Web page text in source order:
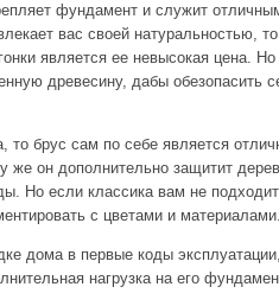
фундамент и служит
вас своей натуральностью,
является ее невысокая цена. Но
древесину, дабы обезопасить
то брус сам по себе является
он дополнительно защитит
Но если классика вам не
с цветами и материалами.
дома в первые коды
нагрузка на его